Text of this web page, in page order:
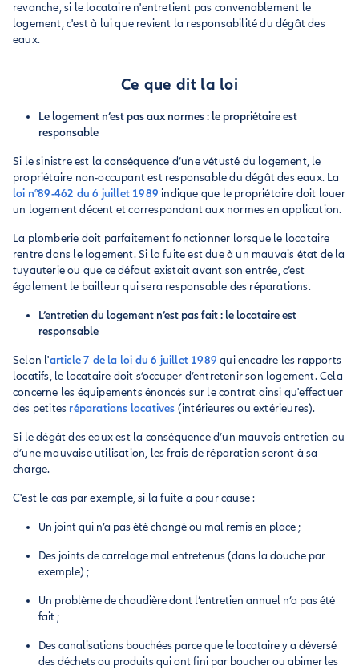
revanche, si le locataire n'entretient pas convenablement le
logement, c'est à lui que revient la responsabilité du dégât des
eaux.
Ce que dit la loi
Le logement n’est pas aux normes : le propriétaire est
responsable
Si le sinistre est la conséquence d’une vétusté du logement, le
propriétaire non-occupant est responsable du dégât des eaux. La
loi n°89-462 du 6 juillet 1989 indique que le propriétaire doit louer
un logement décent et correspondant aux normes en application.
La plomberie doit parfaitement fonctionner lorsque le locataire
rentre dans le logement. Si la fuite est due à un mauvais état de la
tuyauterie ou que ce défaut existait avant son entrée, c’est
également le bailleur qui sera responsable des réparations.
L’entretien du logement n’est pas fait : le locataire est
responsable
Selon l'article 7 de la loi du 6 juillet 1989 qui encadre les rapports
locatifs, le locataire doit s’occuper d’entretenir son logement. Cela
concerne les équipements énoncés sur le contrat ainsi qu'effectuer
des petites réparations locatives (intérieures ou extérieures).
Si le dégât des eaux est la conséquence d’un mauvais entretien ou
d’une mauvaise utilisation, les frais de réparation seront à sa
charge.
C'est le cas par exemple, si la fuite a pour cause :
Un joint qui n’a pas été changé ou mal remis en place ;
Des joints de carrelage mal entretenus (dans la douche par
exemple) ;
Un problème de chaudière dont l’entretien annuel n’a pas été
fait ;
Des canalisations bouchées parce que le locataire y a déversé
des déchets ou produits qui ont fini par boucher ou abimer les